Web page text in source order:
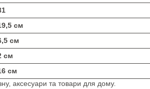
см
см
см
см
аксесуари та товари для дому.